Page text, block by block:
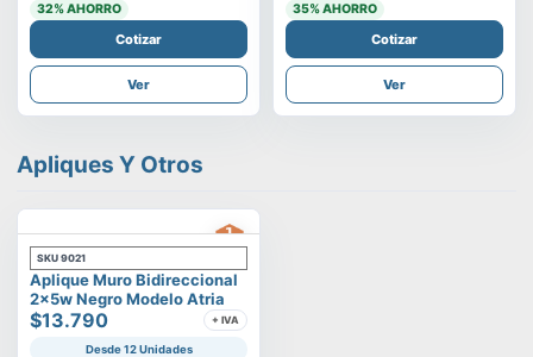
32% AHORRO
Cotizar
Ver
35% AHORRO
Cotizar
Ver
Apliques Y Otros
SKU 9021
Aplique Muro Bidireccional
2x5w Negro Modelo Atria
$13.790 + IVA
Desde 12 Unidades